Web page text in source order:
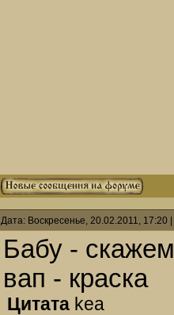
Дата: Воскресенье, 20.02.2011,
Бабу -
вап - краска
Цитата kea